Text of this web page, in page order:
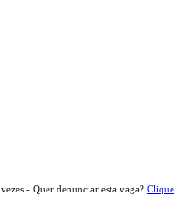
vezes - Quer denunciar esta vaga? Clique